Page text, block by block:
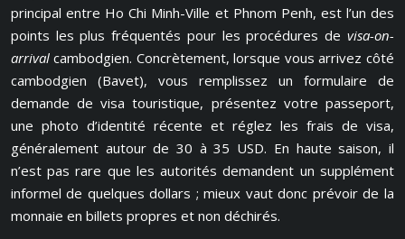
principal entre Ho Chi Minh-Ville et Phnom Penh, est l’un des
points les plus fréquentés pour les procédures de visa-on-
arrival cambodgien. Concrètement, lorsque vous arrivez côté
cambodgien (Bavet), vous remplissez un formulaire de
demande de visa touristique, présentez votre passeport,
une photo d’identité récente et réglez les frais de visa,
généralement autour de 30 à 35 USD. En haute saison, il
n’est pas rare que les autorités demandent un supplément
informel de quelques dollars ; mieux vaut donc prévoir de la
monnaie en billets propres et non déchirés.